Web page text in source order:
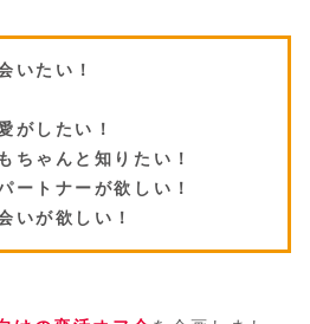
いたい！
がしたい！
ちゃんと知りたい！
ートナーが欲しい！
いが欲しい！